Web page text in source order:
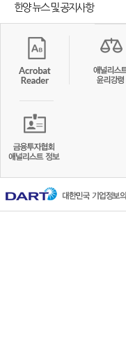
한양 뉴스 및 공지사항